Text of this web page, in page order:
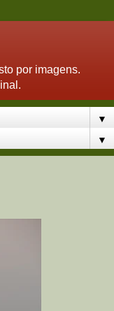
por imagens.
▼
▼